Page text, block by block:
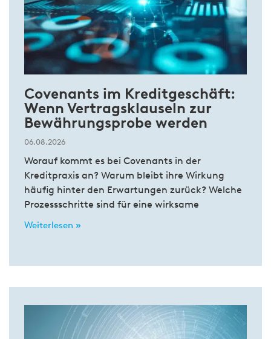
Covenants im Kreditgeschäft:
Wenn Vertragsklauseln zur
Bewährungsprobe werden
06.08.2026
Worauf kommt es bei Covenants in der
Kreditpraxis an? Warum bleibt ihre Wirkung
häufig hinter den Erwartungen zurück? Welche
Prozessschritte sind für eine wirksame
Weiterlesen »